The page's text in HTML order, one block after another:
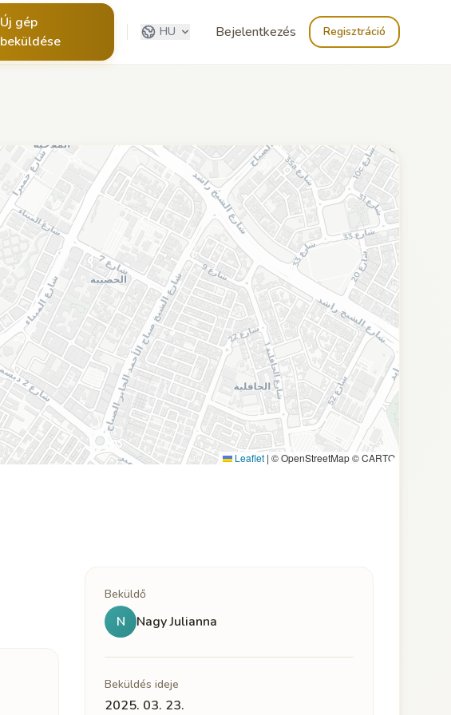
Új gép
beküldése
HU Bejelentkezés Regisztráció
Leaflet | © OpenStreetMap © CARTO
Beküldő
N Nagy Julianna
Beküldés ideje
2025. 03. 23.